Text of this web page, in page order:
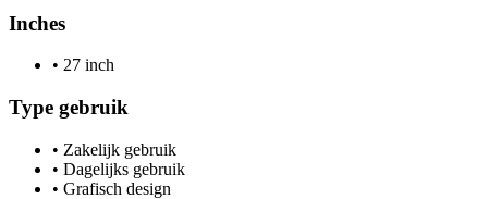
Inches
• 27 inch
Type gebruik
• Zakelijk gebruik
• Dagelijks gebruik
• Grafisch design